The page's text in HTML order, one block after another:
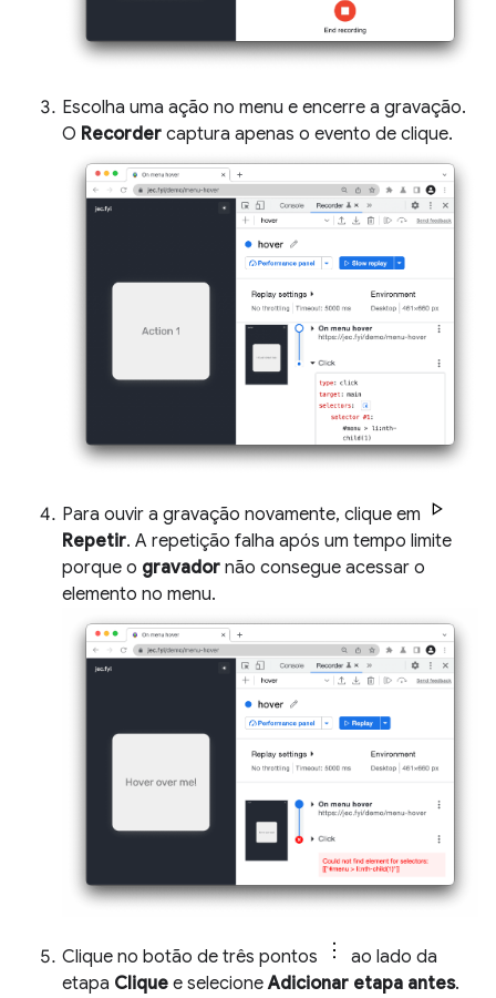
Escolha uma ação no menu e encerre a gravação.
O Recorder captura apenas o evento de clique.
Para ouvir a gravação novamente, clique em
Repetir. A repetição falha após um tempo limite
porque o gravador não consegue acessar o
elemento no menu.
Clique no botão de três pontos
ao lado da
etapa Clique e selecioneAdicionar etapa antes.